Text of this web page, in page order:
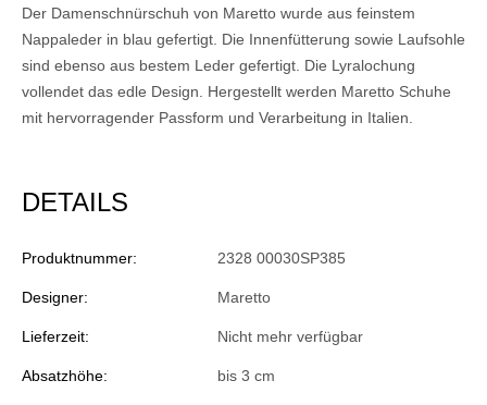
Der Damenschnürschuh von Maretto wurde aus feinstem
Nappaleder in blau gefertigt. Die Innenfütterung sowie Laufsohle
sind ebenso aus bestem Leder gefertigt. Die Lyralochung
vollendet das edle Design. Hergestellt werden Maretto Schuhe
mit hervorragender Passform und Verarbeitung in Italien.
DETAILS
Produktnummer: 2328 00030SP385
Designer: Maretto
Lieferzeit: Nicht mehr verfügbar
Absatzhöhe: bis 3 cm